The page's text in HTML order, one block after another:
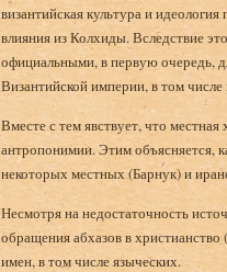
византийская культура и
влияния из Колхиды. Вследствие
официальными, в первую очередь,
Византийской империи, в том числе
Вместе с тем явствует, что
антропонимии. Этим объясняется,
некоторых местных (Барнук) и
Несмотря на недостаточность
обращения абхазов в
имен, в том числе языческих.